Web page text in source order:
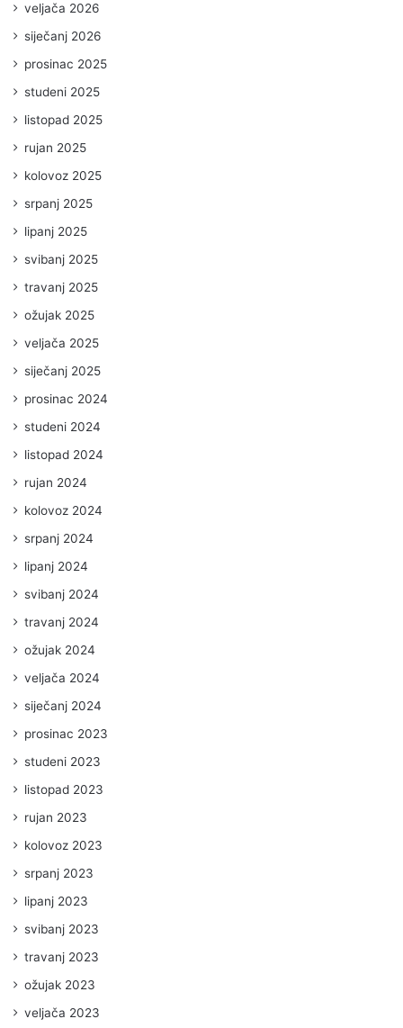
veljača 2026
siječanj 2026
prosinac 2025
studeni 2025
listopad 2025
rujan 2025
kolovoz 2025
srpanj 2025
lipanj 2025
svibanj 2025
travanj 2025
ožujak 2025
veljača 2025
siječanj 2025
prosinac 2024
studeni 2024
listopad 2024
rujan 2024
kolovoz 2024
srpanj 2024
lipanj 2024
svibanj 2024
travanj 2024
ožujak 2024
veljača 2024
siječanj 2024
prosinac 2023
studeni 2023
listopad 2023
rujan 2023
kolovoz 2023
srpanj 2023
lipanj 2023
svibanj 2023
travanj 2023
ožujak 2023
veljača 2023